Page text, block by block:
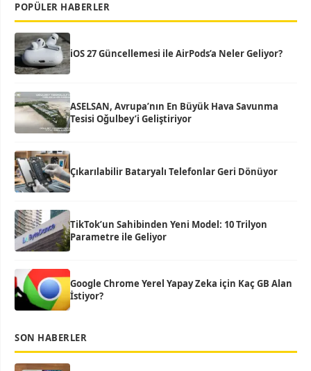
POPÜLER HABERLER
iOS 27 Güncellemesi ile AirPods’a Neler Geliyor?
ASELSAN, Avrupa’nın En Büyük Hava Savunma
Tesisi Oğulbey’i Geliştiriyor
Çıkarılabilir Bataryalı Telefonlar Geri Dönüyor
TikTok’un Sahibinden Yeni Model: 10 Trilyon
Parametre ile Geliyor
Google Chrome Yerel Yapay Zeka için Kaç GB Alan
İstiyor?
SON HABERLER